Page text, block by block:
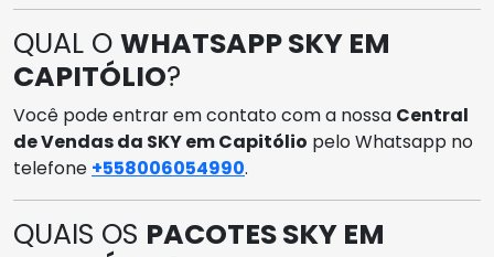
QUAL O WHATSAPP SKY EM
CAPITÓLIO?
Você pode entrar em contato com a nossa Central
de Vendas da SKY em Capitólio pelo Whatsapp no
telefone +558006054990.
QUAIS OS PACOTES SKY EM